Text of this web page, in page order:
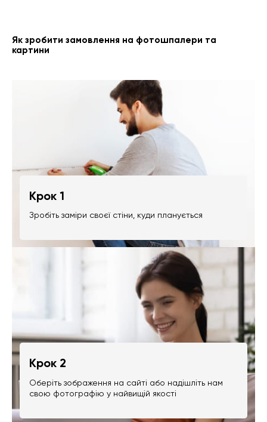
Як зробити замовлення на фотошпалери та
картини
Крок 1
Зробіть заміри своєї стіни, куди планується
Крок 2
Оберіть зображення на сайті або надішліть нам
свою фотографію у найвищій якості